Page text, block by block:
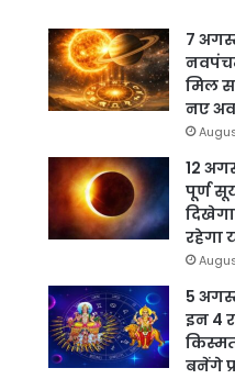
7
मिल
नए
12
पूर्ण
रहेगा
5
इन 4
बनेंगे